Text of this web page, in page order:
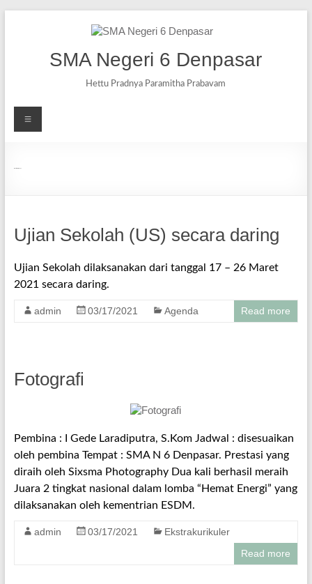
SMA Negeri 6 Denpasar
Hettu Pradnya Paramitha Prabavam
Ujian Sekolah (US) secara daring
Ujian Sekolah dilaksanakan dari tanggal 17 – 26 Maret
2021 secara daring.
admin 03/17/2021 Agenda Read more
Fotografi
Pembina : I Gede Laradiputra, S.Kom Jadwal : disesuaikan
oleh pembina Tempat : SMA N 6 Denpasar. Prestasi yang
diraih oleh Sixsma Photography Dua kali berhasil meraih
Juara 2 tingkat nasional dalam lomba “Hemat Energi” yang
dilaksanakan oleh kementrian ESDM.
admin 03/17/2021
Ekstrakurikuler
Read more